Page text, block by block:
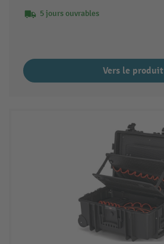
5 jours ouvrables
Vers le produit